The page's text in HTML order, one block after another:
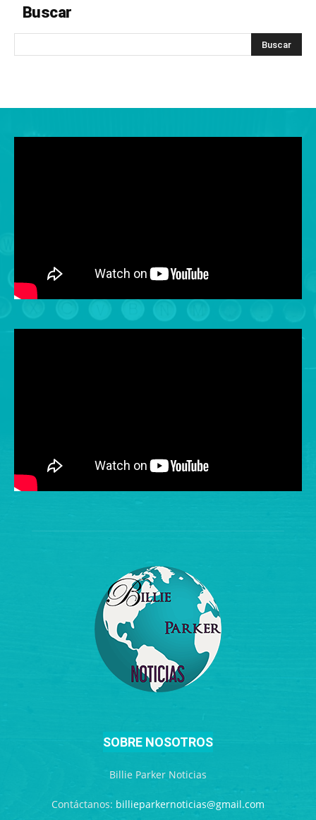
Buscar
SOBRE NOSOTROS
Billie Parker Noticias
Contáctanos: billieparkernoticias@gmail.com